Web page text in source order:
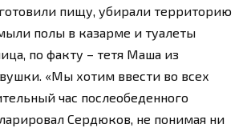
пищу, убирали территорию
полы в казарме и туалеты
по факту – тетя Маша из
«Мы хотим ввести во всех
час послеобеденного
Сердюков, не понимая ни